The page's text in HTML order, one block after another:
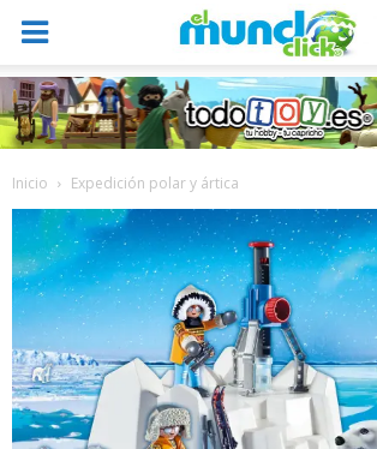
Inicio Expedición polar y ártica